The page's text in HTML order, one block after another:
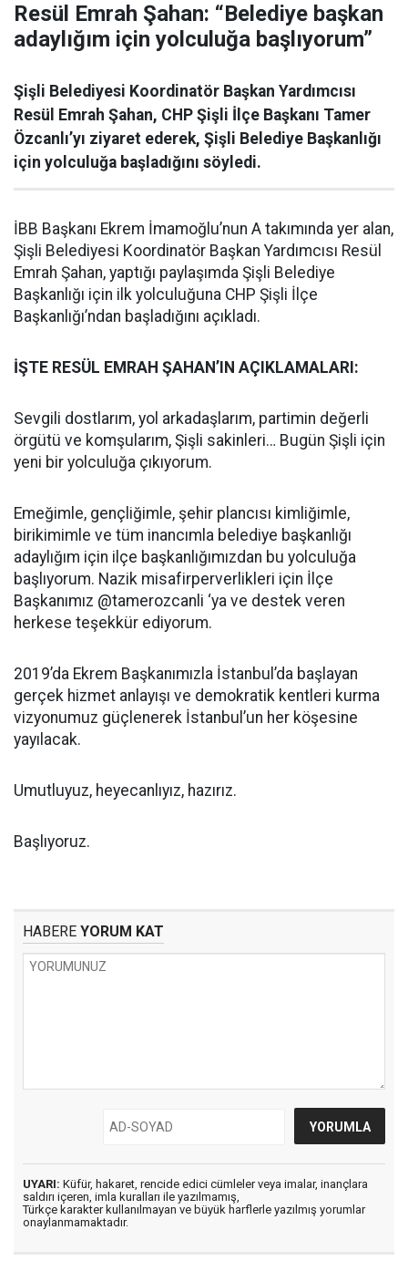
Resül Emrah Şahan: “Belediye başkan
adaylığım için yolculuğa başlıyorum”
Şişli Belediyesi Koordinatör Başkan Yardımcısı
Resül Emrah Şahan, CHP Şişli İlçe Başkanı Tamer
Özcanlı’yı ziyaret ederek, Şişli Belediye Başkanlığı
için yolculuğa başladığını söyledi.
İBB Başkanı Ekrem İmamoğlu’nun A takımında yer alan,
Şişli Belediyesi Koordinatör Başkan Yardımcısı Resül
Emrah Şahan, yaptığı paylaşımda Şişli Belediye
Başkanlığı için ilk yolculuğuna CHP Şişli İlçe
Başkanlığı’ndan başladığını açıkladı.
İŞTE RESÜL EMRAH ŞAHAN’IN AÇIKLAMALARI:
Sevgili dostlarım, yol arkadaşlarım, partimin değerli
örgütü ve komşularım, Şişli sakinleri… Bugün Şişli için
yeni bir yolculuğa çıkıyorum.
Emeğimle, gençliğimle, şehir plancısı kimliğimle,
birikimimle ve tüm inancımla belediye başkanlığı
adaylığım için ilçe başkanlığımızdan bu yolculuğa
başlıyorum. Nazik misafirperverlikleri için İlçe
Başkanımız @tamerozcanli ‘ya ve destek veren
herkese teşekkür ediyorum.
2019’da Ekrem Başkanımızla İstanbul’da başlayan
gerçek hizmet anlayışı ve demokratik kentleri kurma
vizyonumuz güçlenerek İstanbul’un her köşesine
yayılacak.
Umutluyuz, heyecanlıyız, hazırız.
Başlıyoruz.
HABERE YORUM KAT
UYARI: Küfür, hakaret, rencide edici cümleler veya imalar, inançlara
saldırı içeren, imla kuralları ile yazılmamış,
Türkçe karakter kullanılmayan ve büyük harflerle yazılmış yorumlar
onaylanmamaktadır.